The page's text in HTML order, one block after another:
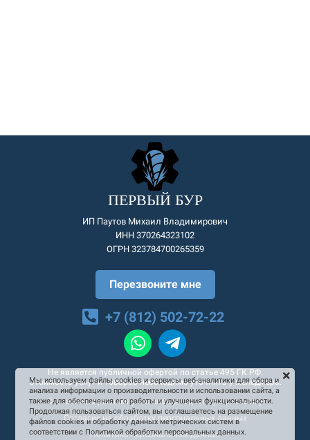
ПЕРВЫЙ БУР
ИП Паутов Михаил Владимирович
ИНН 370264323102
ОГРН 323784700265359
Перезвоните мне
+7 (812) 502-72-22
Не является публичной офертой по статье 495 ГК РФ.
Стоимость услуг и товаров необходимо уточнять у менеджера.
Согласие на рекламную и информационную рассылку
Согласие на обработку персональных данных
Политика персональных данных
Мы используем файлы cookies и сервисы веб-аналитики для сбора и
анализа информации о производительности и использовании сайта, а
также для обеспечения его работы и улучшения функциональности.
Продолжая пользоваться сайтом, вы соглашаетесь на размещение
файлов cookies и обработку данных метрических систем в
соответствии с Политикой обработки персональных данных.